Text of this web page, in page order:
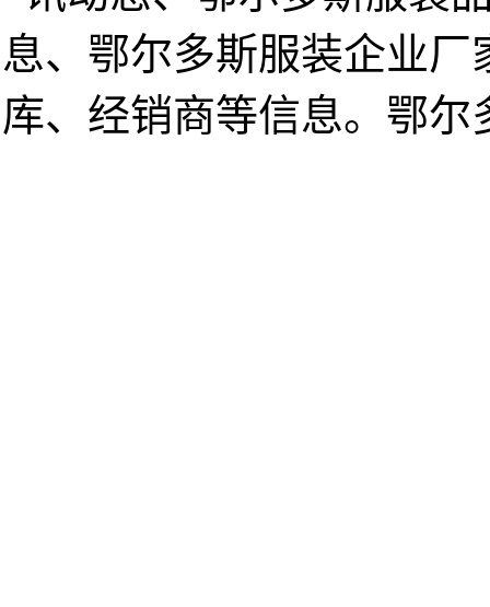
息、鄂尔多斯服装企业
库、经销商等信息。鄂